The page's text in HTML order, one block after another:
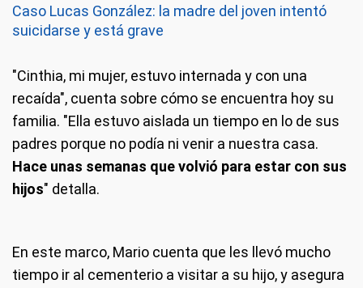
Caso Lucas González: la madre del joven intentó
suicidarse y está grave
"Cinthia, mi mujer, estuvo internada y con una
recaída", cuenta sobre cómo se encuentra hoy su
familia. "Ella estuvo aislada un tiempo en lo de sus
padres porque no podía ni venir a nuestra casa.
Hace unas semanas que volvió para estar con sus
hijos" detalla.
En este marco, Mario cuenta que les llevó mucho
tiempo ir al cementerio a visitar a su hijo, y asegura